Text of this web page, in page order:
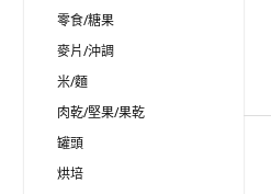
零食/糖果
麥片/沖調
米/麵
肉乾/堅果/果乾
罐頭
烘培